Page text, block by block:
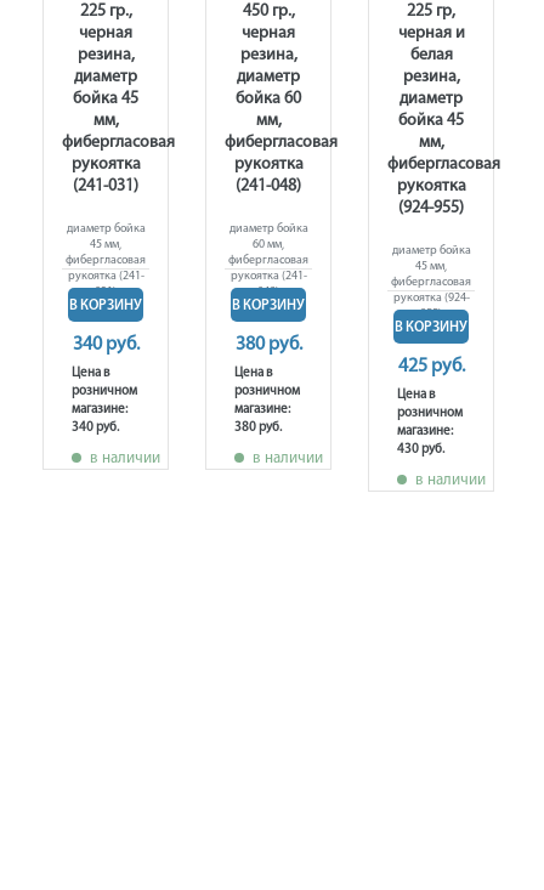
225 гр.,
черная
резина,
диаметр
бойка 45
мм,
фибергласовая
рукоятка
(241-031)
диаметр бойка
45 мм,
фибергласовая
рукоятка (241-
031)
В КОРЗИНУ
340 руб.
Цена в
розничном
магазине:
340 руб.
в наличии
450 гр.,
черная
резина,
диаметр
бойка 60
мм,
фибергласовая
рукоятка
(241-048)
диаметр бойка
60 мм,
фибергласовая
рукоятка (241-
048)
В КОРЗИНУ
380 руб.
Цена в
розничном
магазине:
380 руб.
в наличии
225 гр,
черная и
белая
резина,
диаметр
бойка 45
мм,
фибергласовая
рукоятка
(924-955)
диаметр бойка
45 мм,
фибергласовая
рукоятка (924-
955)
В КОРЗИНУ
425 руб.
Цена в
розничном
магазине:
430 руб.
в наличии